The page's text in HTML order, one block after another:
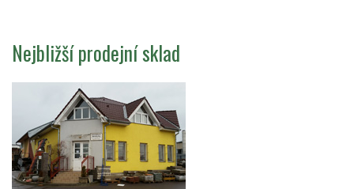
Nejbližší prodejní sklad